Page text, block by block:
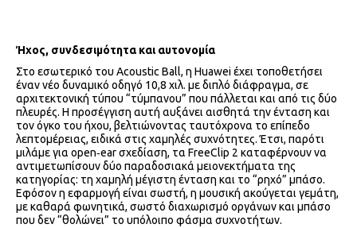
Ήχος, συνδεσιμότητα και αυτονομία
Στο εσωτερικό του Acoustic Ball, η Huawei έχει τοποθετήσει
έναν νέο δυναμικό οδηγό 10,8 χιλ. με διπλό διάφραγμα, σε
αρχιτεκτονική τύπου “τύμπανου” που πάλλεται και από τις δύο
πλευρές. Η προσέγγιση αυτή αυξάνει αισθητά την ένταση και
τον όγκο του ήχου, βελτιώνοντας ταυτόχρονα το επίπεδο
λεπτομέρειας, ειδικά στις χαμηλές συχνότητες. Έτσι, παρότι
μιλάμε για open‑ear σχεδίαση, τα FreeClip 2 καταφέρνουν να
αντιμετωπίσουν δύο παραδοσιακά μειονεκτήματα της
κατηγορίας: τη χαμηλή μέγιστη ένταση και το “ρηχό” μπάσο.
Εφόσον η εφαρμογή είναι σωστή, η μουσική ακούγεται γεμάτη,
με καθαρά φωνητικά, σωστό διαχωρισμό οργάνων και μπάσο
που δεν “θολώνει” το υπόλοιπο φάσμα συχνοτήτων.